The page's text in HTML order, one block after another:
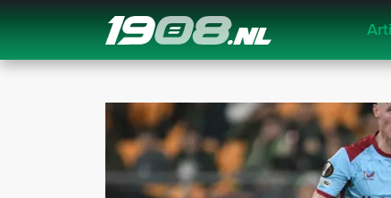
Navigation